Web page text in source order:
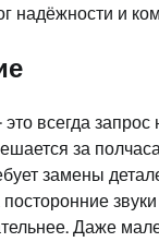
надёжности и
всегда
за
замены
Даже